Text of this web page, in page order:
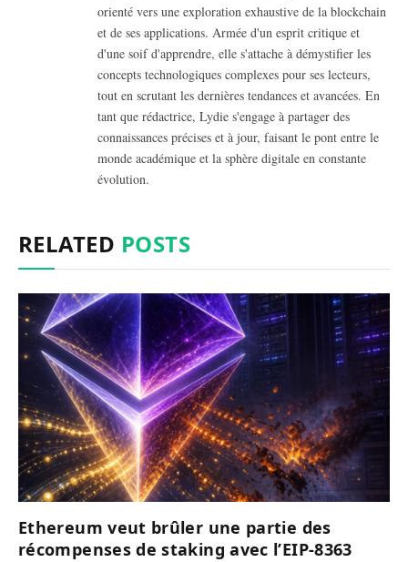
orienté vers une exploration exhaustive de la blockchain
et de ses applications. Armée d'un esprit critique et
d'une soif d'apprendre, elle s'attache à démystifier les
concepts technologiques complexes pour ses lecteurs,
tout en scrutant les dernières tendances et avancées. En
tant que rédactrice, Lydie s'engage à partager des
connaissances précises et à jour, faisant le pont entre le
monde académique et la sphère digitale en constante
évolution.
RELATED POSTS
Ethereum veut brûler une partie des
récompenses de staking avec l’EIP-8363